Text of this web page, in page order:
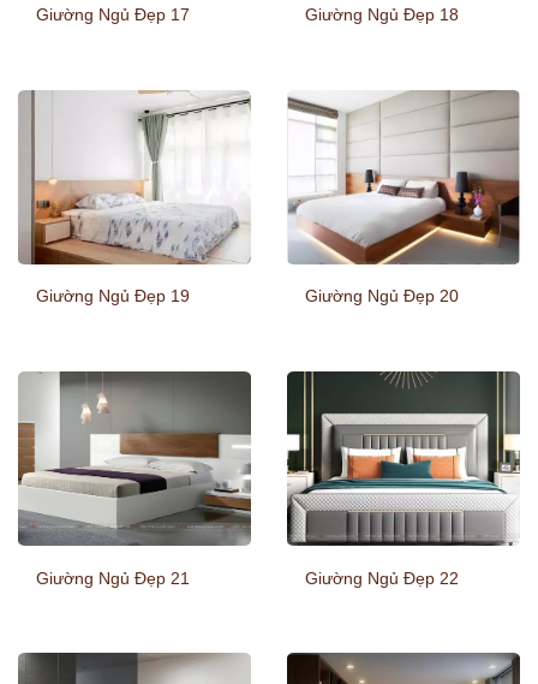
Giường Ngủ Đẹp 17 Giường Ngủ Đẹp 18
Giường Ngủ Đẹp 19 Giường Ngủ Đẹp 20
Giường Ngủ Đẹp 21 Giường Ngủ Đẹp 22